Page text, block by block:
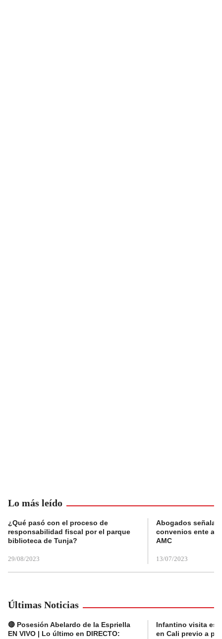
Lo más leído
¿Qué pasó con el proceso de
responsabilidad fiscal por el parque
biblioteca de Tunja?
29/08/2023
Abogados
convenios ente
AMC
13/07/2023
Últimas Noticias
🔴 Posesión Abelardo de la Espriella
EN VIVO | Lo último en DIRECTO:
Infantino visita
en Cali previo a